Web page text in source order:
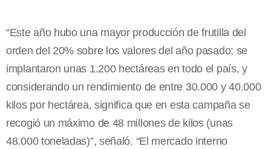
“Este año hubo una mayor producción de frutilla del
orden del 20% sobre los valores del año pasado; se
implantaron unas 1.200 hectáreas en todo el país, y
considerando un rendimiento de entre 30.000 y 40.000
kilos por hectárea, significa que en esta campaña se
recogió un máximo de 48 millones de kilos (unas
48.000 toneladas)”, señaló. “El mercado interno